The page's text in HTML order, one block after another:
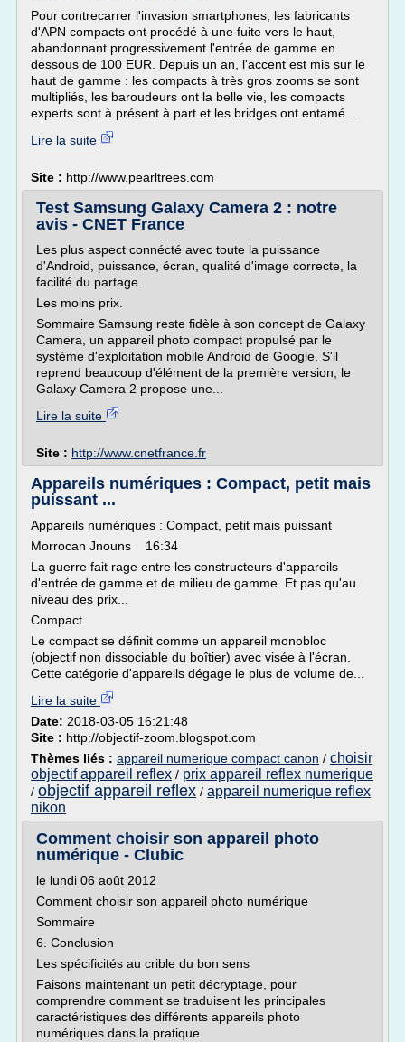
Pour contrecarrer l'invasion smartphones, les fabricants
d'APN compacts ont procédé à une fuite vers le haut,
abandonnant progressivement l'entrée de gamme en
dessous de 100 EUR. Depuis un an, l'accent est mis sur le
haut de gamme : les compacts à très gros zooms se sont
multipliés, les baroudeurs ont la belle vie, les compacts
experts sont à présent à part et les bridges ont entamé...
Lire la suite
Site : http://www.pearltrees.com
Test Samsung Galaxy Camera 2 : notre
avis - CNET France
Les plus aspect connécté avec toute la puissance
d'Android, puissance, écran, qualité d'image correcte, la
facilité du partage.
Les moins prix.
Sommaire Samsung reste fidèle à son concept de Galaxy
Camera, un appareil photo compact propulsé par le
système d'exploitation mobile Android de Google. S'il
reprend beaucoup d'élément de la première version, le
Galaxy Camera 2 propose une...
Lire la suite
Site : http://www.cnetfrance.fr
Appareils numériques : Compact, petit mais
puissant ...
Appareils numériques : Compact, petit mais puissant
Morrocan Jnouns 16:34
La guerre fait rage entre les constructeurs d'appareils
d'entrée de gamme et de milieu de gamme. Et pas qu'au
niveau des prix...
Compact
Le compact se définit comme un appareil monobloc
(objectif non dissociable du boîtier) avec visée à l'écran.
Cette catégorie d'appareils dégage le plus de volume de...
Lire la suite
Date: 2018-03-05 16:21:48
Site : http://objectif-zoom.blogspot.com
Thèmes liés : appareil numerique compact canon / choisir
objectif appareil reflex / prix appareil reflex numerique
/ objectif appareil reflex / appareil numerique reflex
nikon
Comment choisir son appareil photo
numérique - Clubic
le lundi 06 août 2012
Comment choisir son appareil photo numérique
Sommaire
6. Conclusion
Les spécificités au crible du bon sens
Faisons maintenant un petit décryptage, pour
comprendre comment se traduisent les principales
caractéristiques des différents appareils photo
numériques dans la pratique.